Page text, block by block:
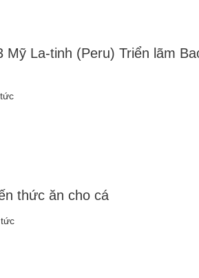
Mỹ La-tinh (Peru) Triển lãm
thức ăn cho cá